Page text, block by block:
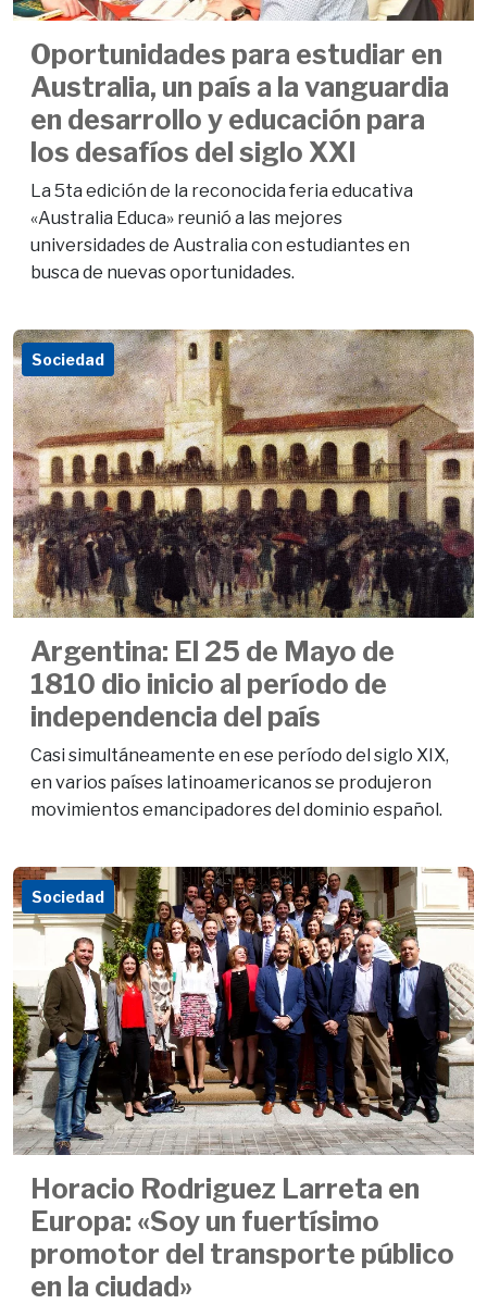
Oportunidades para estudiar en
Australia, un país a la vanguardia
en desarrollo y educación para
los desafíos del siglo XXI
La 5ta edición de la reconocida feria educativa
«Australia Educa» reunió a las mejores
universidades de Australia con estudiantes en
busca de nuevas oportunidades.
Sociedad
Argentina: El 25 de Mayo de
1810 dio inicio al período de
independencia del país
Casi simultáneamente en ese período del siglo XIX,
en varios países latinoamericanos se produjeron
movimientos emancipadores del dominio español.
Sociedad
Horacio Rodriguez Larreta en
Europa: «Soy un fuertísimo
promotor del transporte público
en la ciudad»